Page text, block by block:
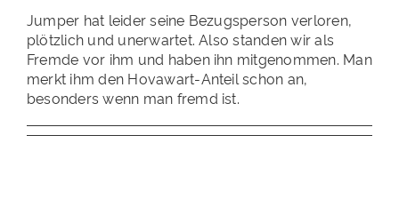
Jumper hat leider seine Bezugsperson verloren,
plötzlich und unerwartet. Also standen wir als
Fremde vor ihm und haben ihn mitgenommen. Man
merkt ihm den Hovawart-Anteil schon an,
besonders wenn man fremd ist.